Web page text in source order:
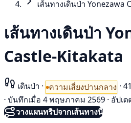
เส้นทางเดินป่า Yonezawa
เส้นทางเดินป่า
Castle-Kitakata
เดินป่า · ความเสี่ยงปานกลาง ·
· บันทึกเมื่อ 4 พฤษภาคม 2569 · อัปเ
วางแผนทริปจากเส้นทางนี้